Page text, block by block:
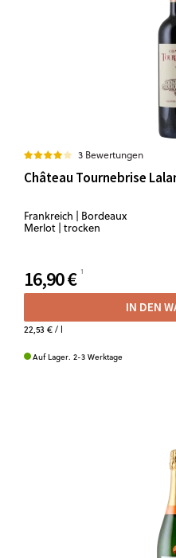
3 Bewertungen
Château Tournebrise
Frankreich | Bordeaux
Merlot | trocken
16,90 €
IN DEN
22,53 €/ l
Auf Lager. 2-3 Werktage